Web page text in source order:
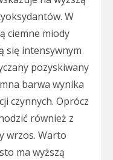
W
ciemne miody
się intensywnym
pozyskiwany
barwa wynika
czynnych. Oprócz
również z
wrzos. Warto
ma wyższą